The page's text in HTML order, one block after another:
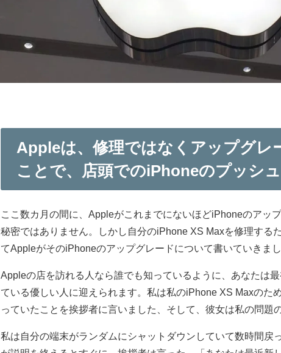
Appleは、修理ではなくアップグレ
ことで、店頭​​でのiPhoneのプッシ
ここ数カ月の間に、AppleがこれまでにないほどiPhoneのアッ
秘密ではありません。しかし自分のiPhone XS Maxを修理する
てAppleがそのiPhoneのアップグレードについて書いていきまし
Appleの店を訪れる人なら誰でも知っているように、あなたは
ている優しい人に迎えられます。私は私のiPhone XS Maxのた
っていたことを挨拶者に言いました、そして、彼女は私の問題
私は自分の端末がランダムにシャットダウンしていて数時間戻